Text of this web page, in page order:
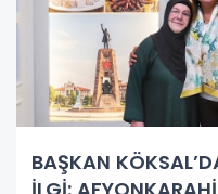
BAŞKAN
İLGİ: